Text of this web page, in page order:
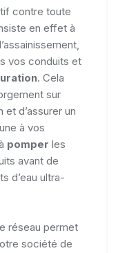
contre toute
en effet à
vos conduits et
. Cela
sur
et d’assurer un
à vos
pomper les
avant de
d’eau ultra-
réseau permet
société de